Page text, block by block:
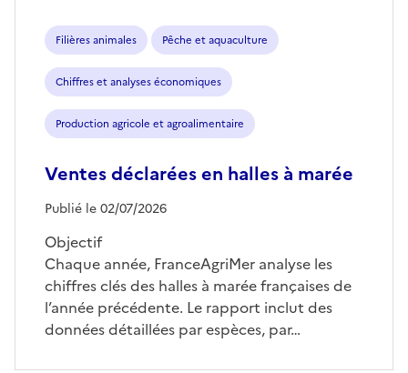
publications
Filières animales Pêche et aquaculture
Chiffres et analyses économiques
Production agricole et agroalimentaire
Ventes déclarées en halles à marée
Publié le 02/07/2026
Objectif
Chaque année, FranceAgriMer analyse les
chiffres clés des halles à marée françaises de
l’année précédente. Le rapport inclut des
données détaillées par espèces, par…